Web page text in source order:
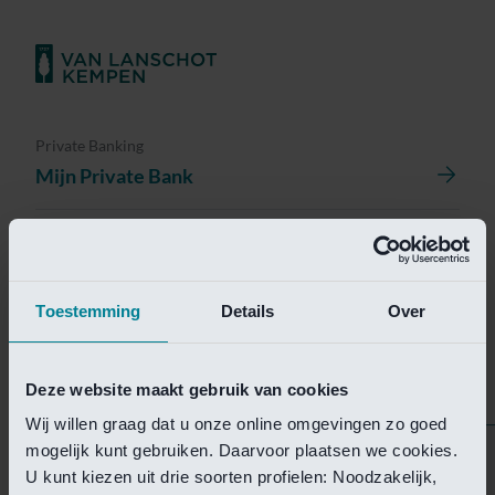
Toestemming Details Over
Deze website maakt gebruik van cookies
Wij willen graag dat u onze online omgevingen zo goed
mogelijk kunt gebruiken. Daarvoor plaatsen we cookies.
U kunt kiezen uit drie soorten profielen: Noodzakelijk,
Private Banking
Mijn Private Bank
Helaas is deze pagina